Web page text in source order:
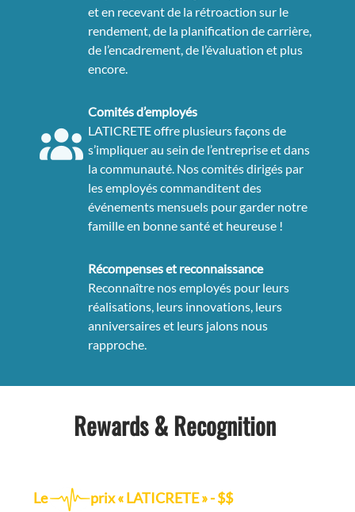
et en recevant de la rétroaction sur le
rendement, de la planification de carrière,
de l’encadrement, de l’évaluation et plus
encore.
Comités d’employés
LATICRETE offre plusieurs façons de
s’impliquer au sein de l’entreprise et dans
la communauté. Nos comités dirigés par
les employés commanditent des
événements mensuels pour garder notre
famille en bonne santé et heureuse !
Récompenses et reconnaissance
Reconnaître nos employés pour leurs
réalisations, leurs innovations, leurs
anniversaires et leurs jalons nous
rapproche.
Rewards & Recognition
Le prix « LATICRETE » - $$